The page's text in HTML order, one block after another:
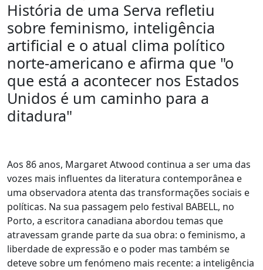
História de uma Serva refletiu
sobre feminismo, inteligência
artificial e o atual clima político
norte-americano e afirma que "o
que está a acontecer nos Estados
Unidos é um caminho para a
ditadura"
Aos 86 anos, Margaret Atwood continua a ser uma das
vozes mais influentes da literatura contemporânea e
uma observadora atenta das transformações sociais e
políticas. Na sua passagem pelo festival BABELL, no
Porto, a escritora canadiana abordou temas que
atravessam grande parte da sua obra: o feminismo, a
liberdade de expressão e o poder mas também se
deteve sobre um fenómeno mais recente: a inteligência